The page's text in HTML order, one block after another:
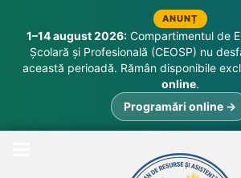
ANUNȚ
1–14 august 2026:Compartimentul de
Școlară și Profesională (CEOSP) nu
această perioadă. Rămân disponibile
online.
Programări online →